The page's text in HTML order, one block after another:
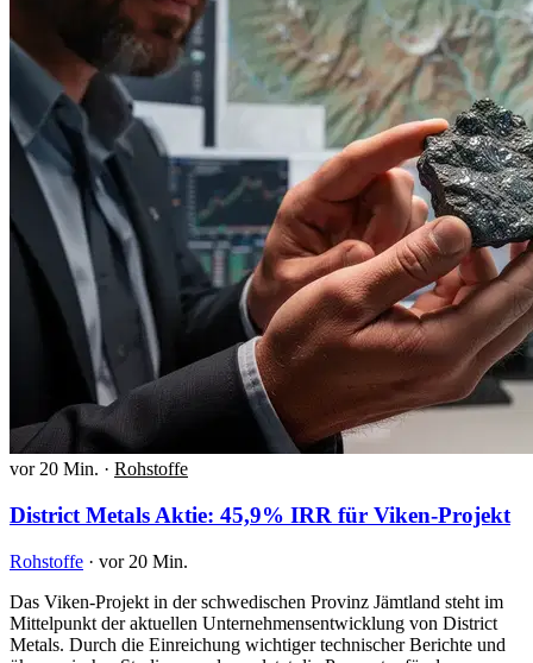
vor 20 Min. · Rohstoffe
District Metals Aktie: 45,9% IRR für Viken-Projekt
Rohstoffe · vor 20 Min.
Das Viken-Projekt in der schwedischen Provinz Jämtland steht im
Mittelpunkt der aktuellen Unternehmensentwicklung von District
Metals. Durch die Einreichung wichtiger technischer Berichte und